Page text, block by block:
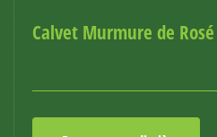
Calvet Murmure de Rosé